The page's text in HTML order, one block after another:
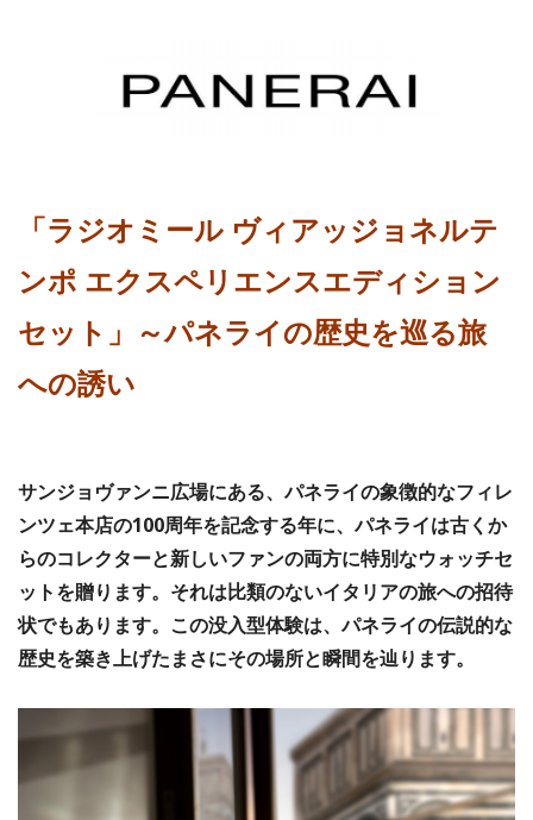
「ラジオミール ヴィアッジョネルテ
ンポ エクスペリエンスエディション
セット」～パネライの歴史を巡る旅
への誘い
サンジョヴァンニ広場にある、パネライの象徴的なフィレ
ンツェ本店の100周年を記念する年に、パネライは古くか
らのコレクターと新しいファンの両方に特別なウォッチセ
ットを贈ります。それは比類のないイタリアの旅への招待
状でもあります。この没入型体験は、パネライの伝説的な
歴史を築き上げたまさにその場所と瞬間を辿ります。